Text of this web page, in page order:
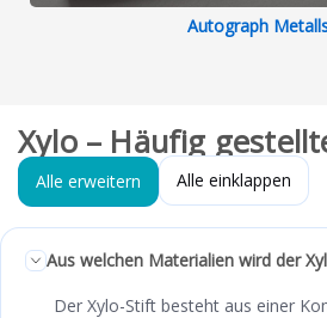
Autograph
Xylo – Häufig
Alle erweitern Alle einklappen
Aus welchen Materialien wird der
Der Xylo-Stift besteht aus einer